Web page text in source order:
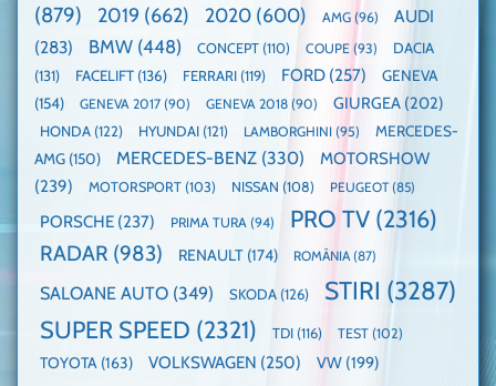
dube
domină
WCOTY
(879)
2019 (662) 2020 (600) AMG (96)
AUDI
(283)
BMW (448) CONCEPT (110) COUPE (93)
DACIA
(131)
FACELIFT (136) FERRARI (119) FORD (257)
GENEVA
(154)
GENEVA 2017 (90) GENEVA 2018 (90) GIURGEA (202)
HONDA (122) HYUNDAI (121) LAMBORGHINI (95)
MERCEDES-
AMG (150) MERCEDES-BENZ (330)
MOTORSHOW
(239)
MOTORSPORT (103) NISSAN (108) PEUGEOT(85)
PORSCHE (237) PRIMA TURA (94) PRO TV (2316)
RADAR (983) RENAULT (174) ROMÂNIA(87)
SALOANE AUTO (349) SKODA (126) STIRI (3287)
SUPER SPEED (2321) TDI (116) TEST (102)
TOYOTA (163) VOLKSWAGEN (250) VW (199)